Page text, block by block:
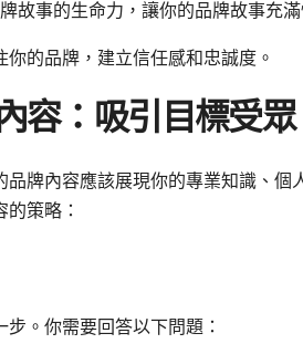
故事的生命力，讓你的品牌故事充
的品牌，建立信任感和忠誠度。
容：吸引目標受眾
牌內容應該展現你的專業知識、個
策略：
。你需要回答以下問題：